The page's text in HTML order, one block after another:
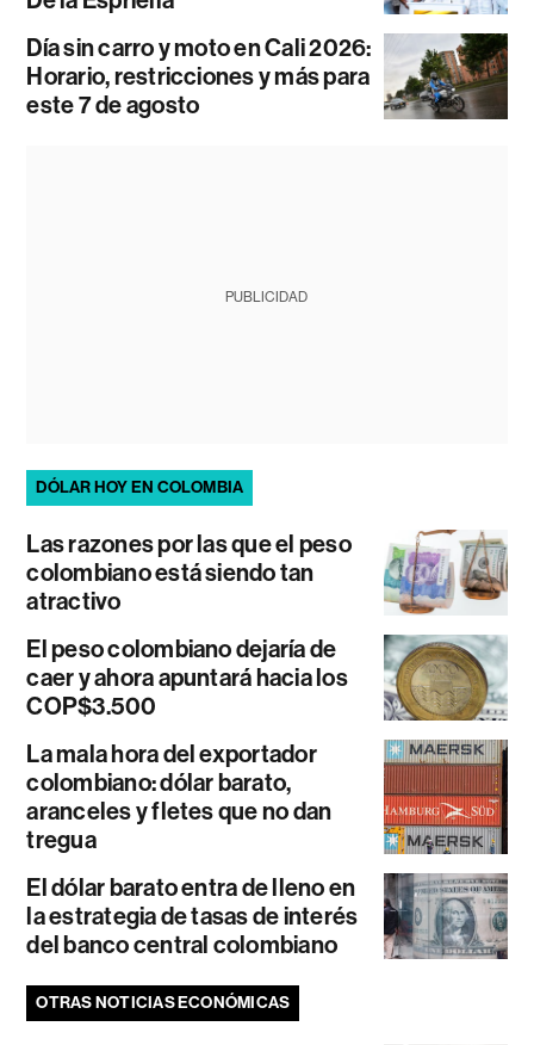
Día sin carro y moto en Cali 2026:
Horario, restricciones y más para
este 7 de agosto
PUBLICIDAD
DÓLAR HOY EN COLOMBIA
Las razones por las que el peso
colombiano está siendo tan
atractivo
El peso colombiano dejaría de
caer y ahora apuntará hacia los
COP$3.500
La mala hora del exportador
colombiano: dólar barato,
aranceles y fletes que no dan
tregua
El dólar barato entra de lleno en
la estrategia de tasas de interés
del banco central colombiano
OTRAS NOTICIAS ECONÓMICAS